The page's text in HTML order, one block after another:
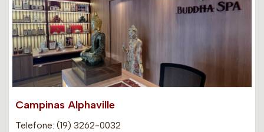
Campinas Alphaville
Telefone: (19) 3262-0032